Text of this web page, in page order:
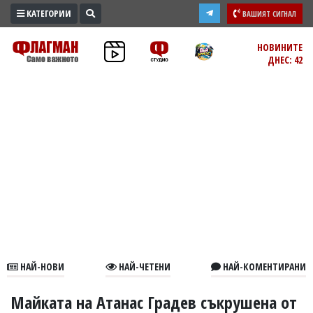
ПРОМО
ЗОНА
В
КАТЕГОРИИ ВАШИЯТ СИГНАЛ
НОВИНИТЕ
ДНЕС: 42
НАЙ-НОВИ НАЙ-ЧЕТЕНИ НАЙ-КОМЕНТИРАНИ
Майката на Атанас Градев съкрушена от